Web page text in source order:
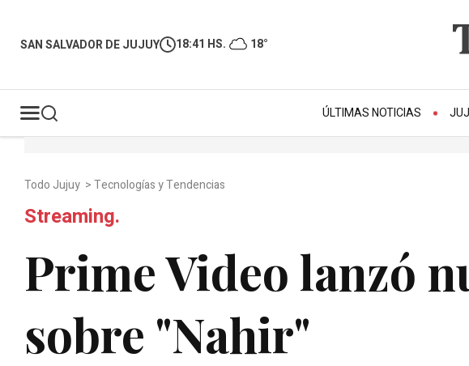
SAN SALVADOR DE JUJUY 18:41 HS. 18°
ÚLTIMAS NOTICIAS
Todo Jujuy >Tecnologías y Tendencias
Streaming.
Prime Video lanzó
sobre "Nahir"